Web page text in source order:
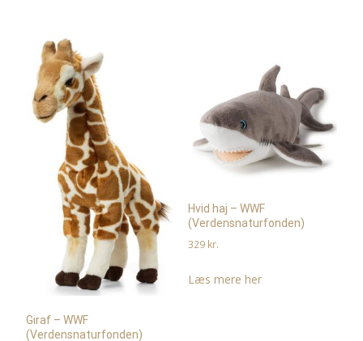
Giraf – WWF
(Verdensnaturfonden)
Hvid haj – WWF
(Verdensnaturfonden)
329 kr.
Læs mere her